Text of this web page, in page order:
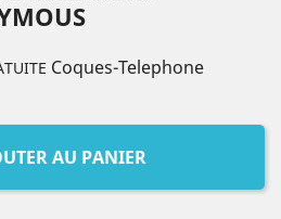
Coques-Telephone
AU PANIER